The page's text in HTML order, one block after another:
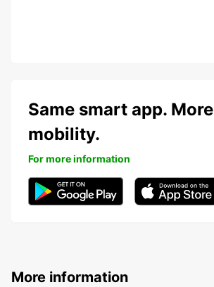
Same smart app. More
mobility.
For more information
More information